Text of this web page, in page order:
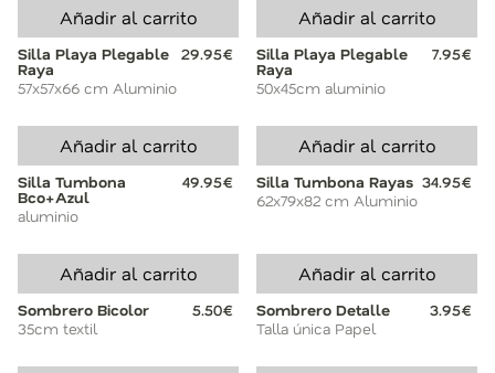
Añadir al carrito
Silla Playa Plegable
Raya
29.95€
57x57x66 cm Aluminio
Añadir al carrito
Silla Playa Plegable
Raya
7.95€
50x45cm aluminio
Añadir al carrito
Silla Tumbona
Bco+Azul
49.95€
aluminio
Añadir al carrito
Silla Tumbona Rayas 34.95€
62x79x82 cm Aluminio
Añadir al carrito
Sombrero Bicolor
5.50€
35cm textil
Añadir al carrito
Sombrero Detalle
3.95€
Talla única Papel